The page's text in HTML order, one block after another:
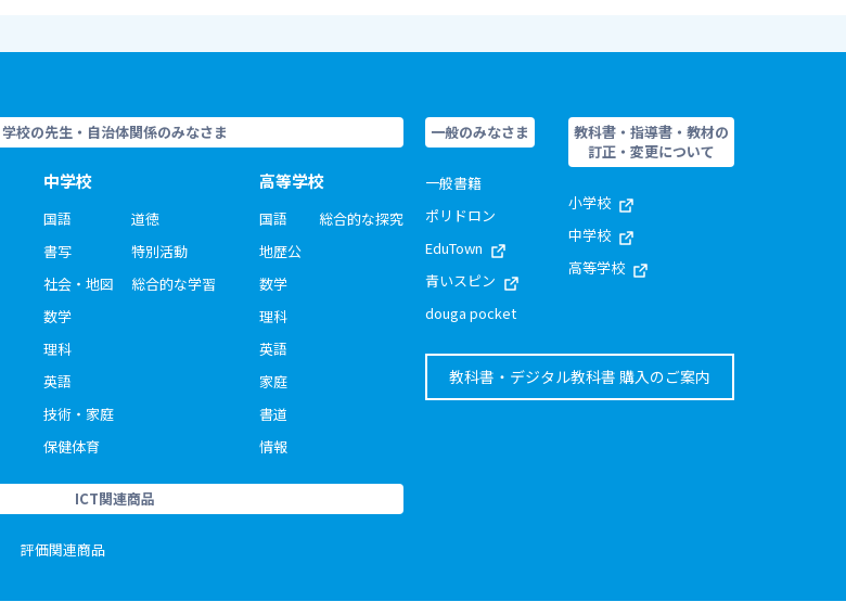
学校の先生・自治体関係のみなさま
中学校
国語
書写
社会・地図
数学
理科
英語
技術・家庭
保健体育
道徳
特別活動
総合的な学習
高等学校
国語
地歴公
数学
理科
英語
家庭
書道
情報
総合的な探究
ICT関連商品
評価関連商品
一般のみなさま
一般書籍
ポリドロン
EduTown
青いスピン
douga pocket
教科書・指導書・教材の
訂正・変更について
小学校
中学校
高等学校
教科書・デジタル教科書 購入のご案内